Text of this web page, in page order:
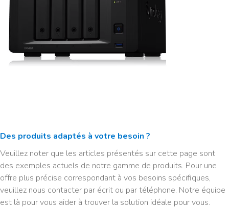
Des produits adaptés à votre besoin ?
Veuillez noter que les articles présentés sur cette page sont
des exemples actuels de notre gamme de produits. Pour une
offre plus précise correspondant à vos besoins spécifiques,
veuillez nous contacter par écrit ou par téléphone. Notre équipe
est là pour vous aider à trouver la solution idéale pour vous.